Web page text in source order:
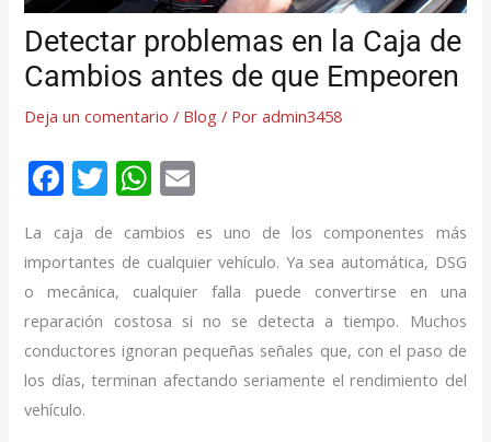
Detectar problemas en la Caja de
Cambios antes de que Empeoren
Deja un comentario / Blog / Poradmin3458
F
e
b
o
o
k
T
itt
er
W
at
s
A
p
p
ai
l
La caja de cambios es uno de los componentes más
importantes de cualquier vehículo. Ya sea automática, DSG
o mecánica, cualquier falla puede convertirse en una
reparación costosa si no se detecta a tiempo. Muchos
conductores ignoran pequeñas señales que, con el paso de
los días, terminan afectando seriamente el rendimiento del
vehículo.